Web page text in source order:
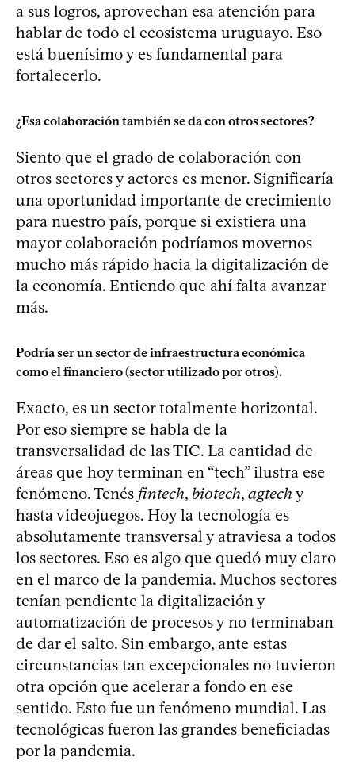
a sus logros, aprovechan esa atención para
hablar de todo el ecosistema uruguayo. Eso
está buenísimo y es fundamental para
fortalecerlo.
¿Esa colaboración también se da con otros sectores?
Siento que el grado de colaboración con
otros sectores y actores es menor. Significaría
una oportunidad importante de crecimiento
para nuestro país, porque si existiera una
mayor colaboración podríamos movernos
mucho más rápido hacia la digitalización de
la economía. Entiendo que ahí falta avanzar
más.
Podría ser un sector de infraestructura económica
como el financiero (sector utilizado por otros).
Exacto, es un sector totalmente horizontal.
Por eso siempre se habla de la
transversalidad de las TIC. La cantidad de
áreas que hoy terminan en “tech” ilustra ese
fenómeno. Tenés fintech, biotech, agtechy
hasta videojuegos. Hoy la tecnología es
absolutamente transversal y atraviesa a todos
los sectores. Eso es algo que quedó muy claro
en el marco de la pandemia. Muchos sectores
tenían pendiente la digitalización y
automatización de procesos y no terminaban
de dar el salto. Sin embargo, ante estas
circunstancias tan excepcionales no tuvieron
otra opción que acelerar a fondo en ese
sentido. Esto fue un fenómeno mundial. Las
tecnológicas fueron las grandes beneficiadas
por la pandemia.